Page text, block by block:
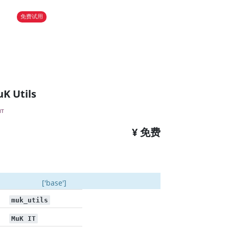
免费试用
Utils
¥ 免费
['base']
muk_utils
MuK IT